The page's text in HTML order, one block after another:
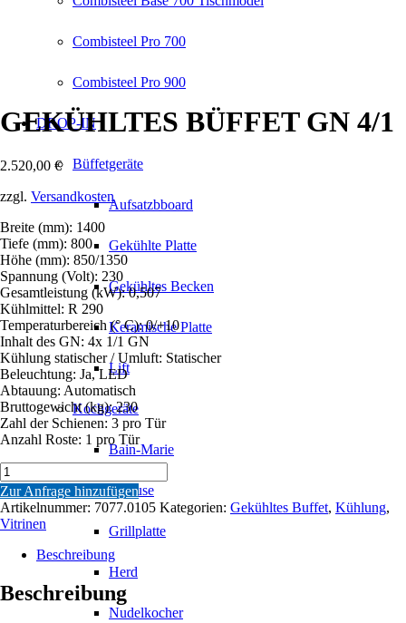
Combisteel Pro 700
Combisteel Pro 900
DROP-IN
Büffetgeräte
Aufsatzbboard
Gekühlte Platte
Gekühltes Becken
Keramische Platte
Lift
Kochgeräte
Bain-Marie
Friteuse
Grillplatte
Herd
Nudelkocher
GEKÜHLTES BÜFFET GN 4/1
2.520,00 €
zzgl. Versandkosten
Breite (mm): 1400
Tiefe (mm): 800
Höhe (mm): 850/1350
Spannung (Volt): 230
Gesamtleistung (kW): 0,507
Kühlmittel: R 290
Temperaturbereich (° C): 0/+10
Inhalt des GN: 4x 1/1 GN
Kühlung statischer / Umluft: Statischer
Beleuchtung: Ja, LED
Abtauung: Automatisch
Bruttogewicht (kg): 230
Zahl der Schienen: 3 pro Tür
Anzahl Roste: 1 pro Tür
GEKÜHLTES
BÜFFET
GN
4/1
Menge
Zur Anfrage hinzufügen
Artikelnummer: 7077.0105 Kategorien: Gekühltes Buffet, Kühlung,
Vitrinen
Beschreibung
Beschreibung